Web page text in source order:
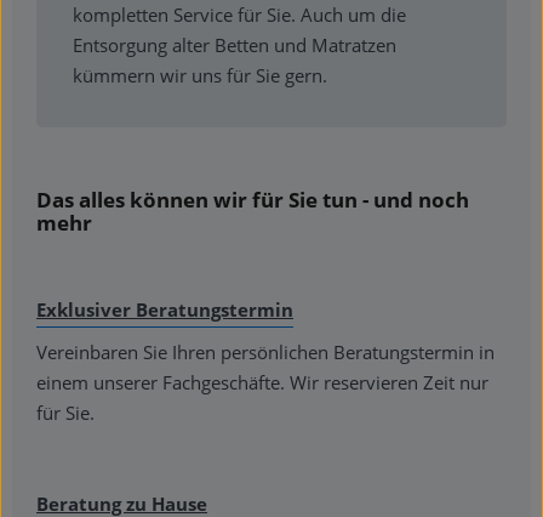
kompletten Service für Sie. Auch um die
Entsorgung alter Betten und Matratzen
kümmern wir uns für Sie gern.
Das alles können wir für Sie tun - und noch
mehr
Exklusiver Beratungstermin
Vereinbaren Sie Ihren persönlichen Beratungstermin in
einem unserer Fachgeschäfte. Wir reservieren Zeit nur
für Sie.
Beratung zu Hause